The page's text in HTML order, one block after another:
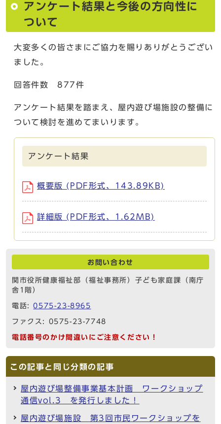
アンケート結果と今後の方向性に
ついて
大変多くの皆さまにご協力を賜りありがとうござい
ました。
回答件数 877件
アンケート結果を踏まえ、屋内遊び場施設の整備に
ついて検討を進めてまいります。
アンケート結果
概要版 (PDF形式、143.89KB)
詳細版 (PDF形式、1.62MB)
お問い合わせ
関市役所健康福祉部（福祉事務所）子ども家庭課（南庁
舎1階）
電話:0575-23-8965
ファクス: 0575-23-7748
電話番号のかけ間違いにご注意ください！
この記事と同じ分類の記事
屋内遊び場整備事業基本計画 ワークショップ
通信vol.3 を発行しました！
屋内遊び場施設 第3回市民ワークショップを